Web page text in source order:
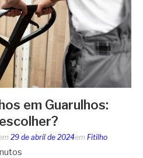
em Guarulhos:
29 de abril de 2024em Fitilho